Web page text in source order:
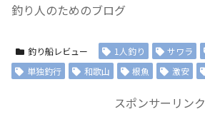
釣り人のためのブログ
釣り船レビュー 1人釣り サワラ
単独釣行
和歌山 根魚 激安
スポンサーリンク